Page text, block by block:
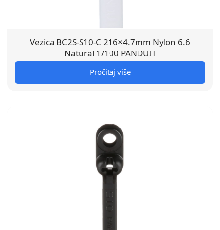
Vezica BC2S-S10-C 216×4.7mm Nylon 6.6
Natural 1/100 PANDUIT
Pročitaj više